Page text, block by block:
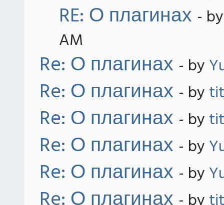
RE: О плагинах -
AM
Re: О плагинах - by
Re: О плагинах - by tit
Re: О плагинах - by tit
Re: О плагинах - by
Re: О плагинах - by